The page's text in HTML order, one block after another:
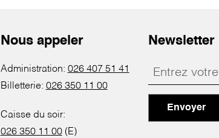
Nous appeler
Administration: 026 407 51 41
Billetterie: 026 350 11 00
Caisse du soir:
026 350 11 00(E)
Newsletter
Envoyer